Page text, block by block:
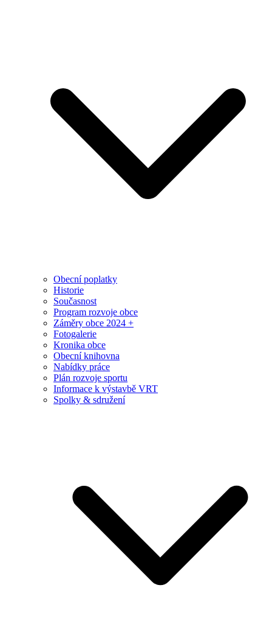
Obecní poplatky
Historie
Současnost
Program rozvoje obce
Záměry obce 2024 +
Fotogalerie
Kronika obce
Obecní knihovna
Nabídky práce
Plán rozvoje sportu
Informace k výstavbě VRT
Spolky & sdružení